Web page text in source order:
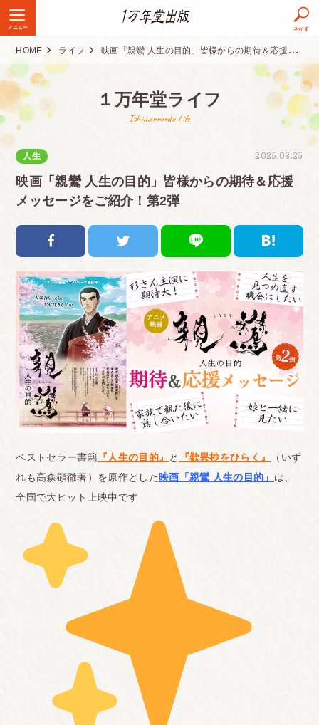
メニュー さがす
HOME ライフ 映画「親鸞 人生の目的」皆様からの期待＆応援メッセージをご紹介！第2弾
１万年堂ライフ
Ichimannendo-Life
2025.03.25
人生
映画「親鸞 人生の目的」皆様からの期待＆応援
メッセージをご紹介！第2弾
ベストセラー書籍『人生の目的』 と 『歎異抄をひらく』
（いず
れも高森顕徹著）を原作とした映画「親鸞 人生の目的」 は、
全国で大ヒット上映中です